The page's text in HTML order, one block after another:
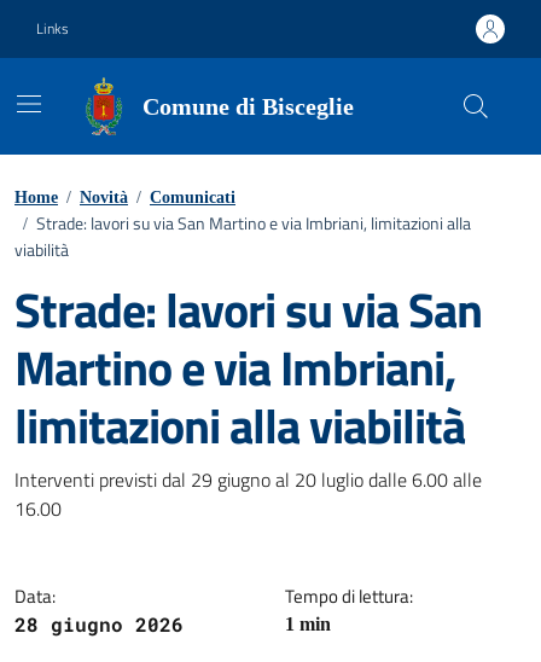
Links
Comune di Bisceglie
Home / Novità / Comunicati
/ Strade: lavori su via San Martino e via Imbriani, limitazioni alla
viabilità
Strade: lavori su via San
Martino e via Imbriani,
limitazioni alla viabilità
Dettagli della notizia
Interventi previsti dal 29 giugno al 20 luglio dalle 6.00 alle
16.00
Data:
28 giugno 2026
Tempo di lettura:
1 min